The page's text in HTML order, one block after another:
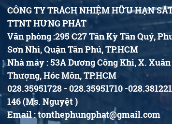
CÔNG TY TRÁCH NHIỆM HỮU HẠN
TTNT HƯNG PHÁT
Văn phòng :295 C27 Tân Kỳ Tân Quý,
Sơn Nhì, Quận Tân Phú, TP.HCM
Nhà máy : 53A Dương Công Khi, X.
Thượng, Hóc Môn, TP.HCM
028.35951728 - 028.35951710 -
146 (Ms. Nguyệt )
Email : tonthephungphat@gmail.com